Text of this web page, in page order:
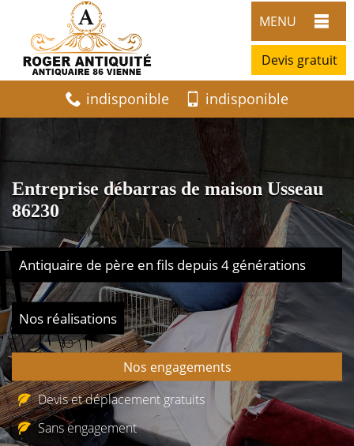
MENU
Devis gratuit
indisponible indisponible
Entreprise débarras de maison Usseau
86230
Antiquaire de père en fils depuis 4 générations
Nos réalisations
Nos engagements
Devis et déplacement gratuits
Sans engagement